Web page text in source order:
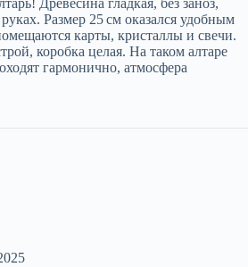
Древесина гладкая, без заноз,
Размер 25 см оказался удобным
карты, кристаллы и свечи.
коробка целая. На таком алтаре
гармонично, атмосфера